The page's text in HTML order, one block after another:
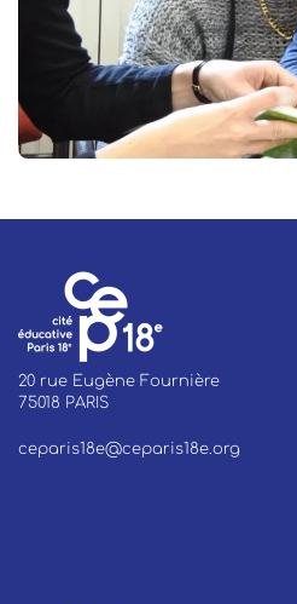
20 rue Eugène Fournière
75018 PARIS
ceparis18e@ceparis18e.org